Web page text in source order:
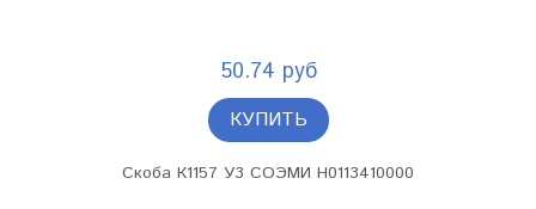
50.74 руб
КУПИТЬ
Скоба К1157 У3 СОЭМИ Н0113410000